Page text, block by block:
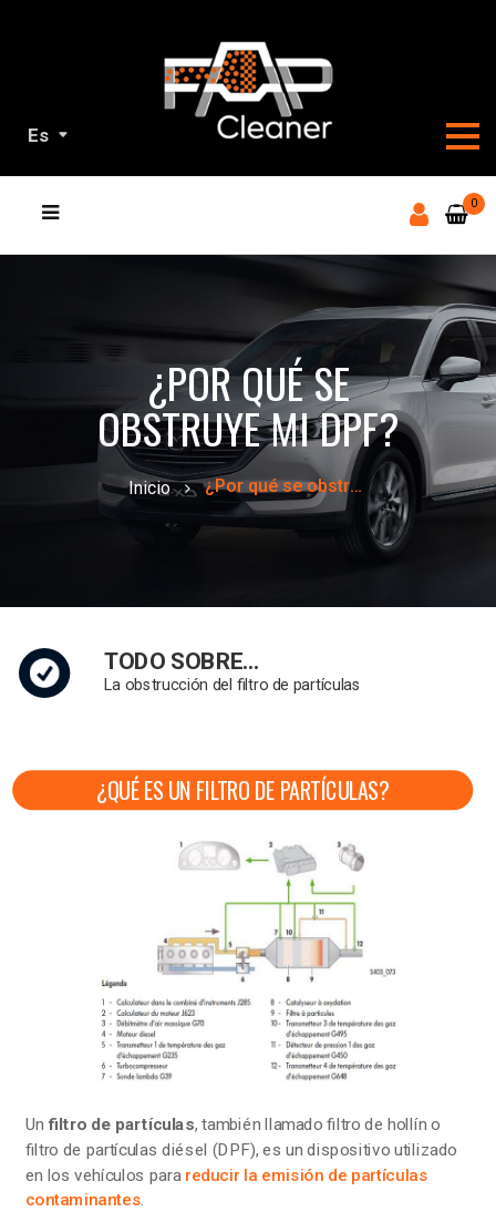
Es
0
¿POR QUÉ SE
OBSTRUYE MI DPF?
Inicio ¿Por qué se obstruye mi DPF?
TODO SOBRE…
La obstrucción del filtro de partículas
¿QUÉ ES UN FILTRO DE PARTÍCULAS?
Unfiltro de partículas, también llamado filtro de hollín o
filtro de partículas diésel (DPF), es un dispositivo utilizado
en los vehículos para reducir la emisión de partículas
contaminantes.